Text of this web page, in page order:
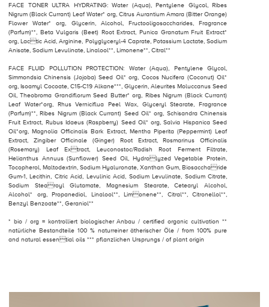
FACE TONER ULTRA HYDRATING: Water (Aqua), Pentylene Glycol, Ribes
Nigrum (Black Currant) Leaf Water* org, Citrus Aurantium Amara (Bitter Orange)
Flower Water* org, Glycerin, Alcohol, Fructooligosaccharides, Fragrance
(Parfum)**, Beta Vulgaris (Beet) Root Extract, Punica Granatum Fruit Extract*
org, Lactic Acid, Arginine, Polyglyceryl-4 Caprate, Potassium Lactate, Sodium
Anisate, Sodium Levulinate, Linalool**, Limonene**, Citral**
FACE FLUID POLLUTION PROTECTION: Water (Aqua), Pentylene Glycol,
Simmondsia Chinensis (Jojoba) Seed Oil* org, Cocos Nucifera (Coconut) Oil*
org, Isoamyl Cocoate, C15-C19 Alkane***, Glycerin, Aleurites Moluccanus Seed
Oil, Theobroma Grandiflorum Seed Butter* org, Ribes Nigrum (Black Currant)
Leaf Water*org, Rhus Verniciflua Peel Wax, Glyceryl Stearate, Fragrance
(Parfum)**, Ribes Nigrum (Black Currant) Seed Oil* org, Schisandra Chinensis
Fruit Extract, Rubus Idaeus (Raspberry) Seed Oil* org, Salvia Hispanica Seed
Oil*org, Magnolia Officinalis Bark Extract, Mentha Piperita (Peppermint) Leaf
Extract, Zingiber Officinale (Ginger) Root Extract, Rosmarinus Officinalis
(Rosemary) Leaf Extract, Leuconostoc/Radish Root Ferment Filtrate,
Helianthus Annuus (Sunflower) Seed Oil, Hydrolyzed Vegetable Protein,
Tocopherol, Maltodextrin, Sodium Hyaluronate, Xanthan Gum, Biosaccharide
Gum-1, Lecithin, Citric Acid, Levulinic Acid, Sodium Levulinate, Sodium Citrate,
Sodium Stearoyl Glutamate, Magnesium Stearate, Cetearyl Alcohol,
Alcohol* org, Propanediol, Linalool**, Limonene**, Citral**, Citronellol**,
Benzyl Benzoate**, Geraniol**
* bio / org = kontrolliert biologischer Anbau / certified organic cultivation **
natürliche Bestandteile 100 % naturreiner ätherischer Öle / from 100% pure
and natural essential oils *** pflanzlichen Ursprungs / of plant origin